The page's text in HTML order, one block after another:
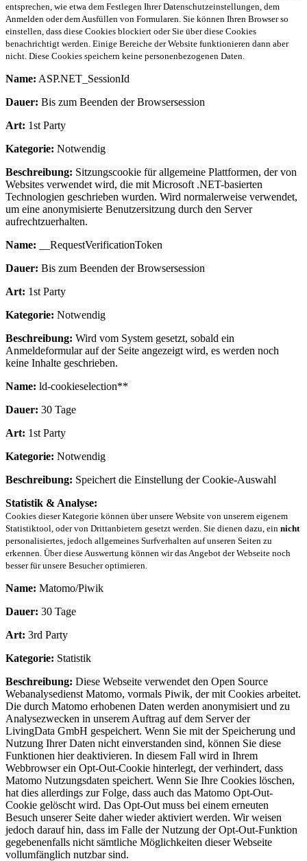
entsprechen, wie etwa dem Festlegen Ihrer Datenschutzeinstellungen, dem
Anmelden oder dem Ausfüllen von Formularen. Sie können Ihren Browser so
einstellen, dass diese Cookies blockiert oder Sie über diese Cookies
benachrichtigt werden. Einige Bereiche der Website funktionieren dann aber
nicht. Diese Cookies speichern keine personenbezogenen Daten.
Name: ASP.NET_SessionId
Dauer: Bis zum Beenden der Browsersession
Art: 1st Party
Kategorie: Notwendig
Beschreibung: Sitzungscookie für allgemeine Plattformen, der von
Websites verwendet wird, die mit Microsoft .NET-basierten
Technologien geschrieben wurden. Wird normalerweise verwendet,
um eine anonymisierte Benutzersitzung durch den Server
aufrechtzuerhalten.
Name: __RequestVerificationToken
Dauer: Bis zum Beenden der Browsersession
Art: 1st Party
Kategorie: Notwendig
Beschreibung: Wird vom System gesetzt, sobald ein
Anmeldeformular auf der Seite angezeigt wird, es werden noch
keine Inhalte geschrieben.
Name: ld-cookieselection**
Dauer: 30 Tage
Art: 1st Party
Kategorie: Notwendig
Beschreibung: Speichert die Einstellung der Cookie-Auswahl
Statistik & Analyse:
Cookies dieser Kategorie können über unsere Website von unserem eigenem
Statistiktool, oder von Drittanbietern gesetzt werden. Sie dienen dazu, ein nicht
personalisiertes, jedoch allgemeines Surfverhalten auf unseren Seiten zu
erkennen. Über diese Auswertung können wir das Angebot der Webseite noch
besser für unsere Besucher optimieren.
Name: Matomo/Piwik
Dauer: 30 Tage
Art: 3rd Party
Kategorie: Statistik
Beschreibung: Diese Webseite verwendet den Open Source
Webanalysedienst Matomo, vormals Piwik, der mit Cookies arbeitet.
Die durch Matomo erhobenen Daten werden anonymisiert und zu
Analysezwecken in unserem Auftrag auf dem Server der
LivingData GmbH gespeichert. Wenn Sie mit der Speicherung und
Nutzung Ihrer Daten nicht einverstanden sind, können Sie diese
Funktionen hier deaktivieren. In diesem Fall wird in Ihrem
Webbrowser ein Opt-Out-Cookie hinterlegt, der verhindert, dass
Matomo Nutzungsdaten speichert. Wenn Sie Ihre Cookies löschen,
hat dies allerdings zur Folge, dass auch das Matomo Opt-Out-
Cookie gelöscht wird. Das Opt-Out muss bei einem erneuten
Besuch unserer Seite daher wieder aktiviert werden. Wir weisen
jedoch darauf hin, dass im Falle der Nutzung der Opt-Out-Funktion
gegebenenfalls nicht sämtliche Möglichkeiten dieser Webseite
vollumfänglich nutzbar sind.